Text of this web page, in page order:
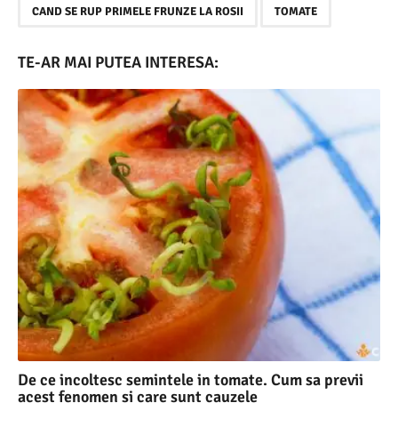
CAND SE RUP PRIMELE FRUNZE LA ROSII TOMATE
TE-AR MAI PUTEA INTERESA:
De ce incoltesc semintele in tomate. Cum sa previi
acest fenomen si care sunt cauzele